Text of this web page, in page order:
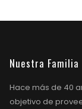
Nuestra Familia
Hace más de 40
objetivo de